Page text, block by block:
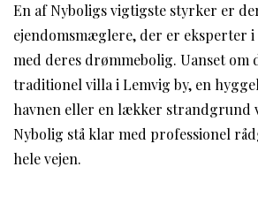
En af Nyboligs vigtigste styrker er
ejendomsmæglere, der er eksperter i
med deres drømmebolig. Uanset om
traditionel villa i Lemvig by, en
havnen eller en lækker strandgrund
Nybolig stå klar med professionel
hele vejen.